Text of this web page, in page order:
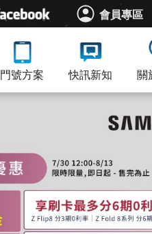
會員專區
門號方案 快訊新知 關